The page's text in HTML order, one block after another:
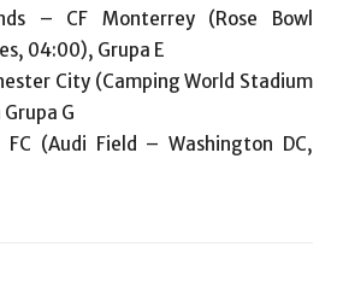
– CF Monterrey (Rose Bowl
04:00), Grupa E
City (Camping World Stadium
G
(Audi Field – Washington DC,